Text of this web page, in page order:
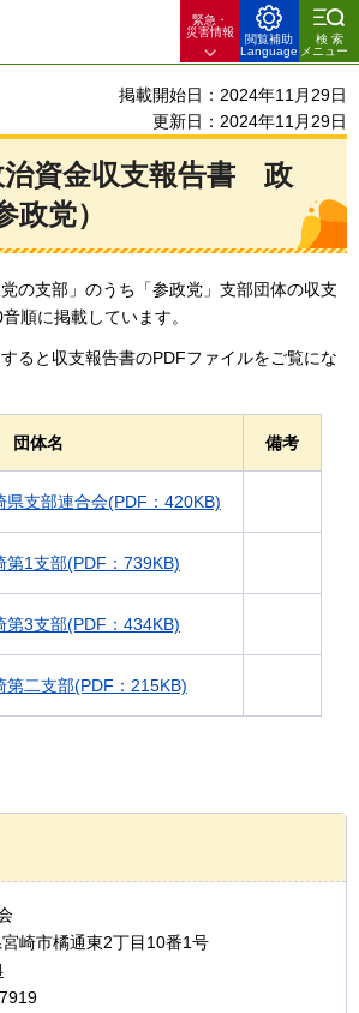
緊急・
災害情報
閲覧補助
Language
検索
メニュー
掲載開始日：2024年11月29日
更新日：2024年11月29日
資金収支報告書
政
政党）
の支部」のうち「参政党」支部団体の収支
順に掲載しています。
ると収支報告書のPDFファイルをご覧にな
団体名 備考
県支部連合会(PDF：420KB)
第1支部(PDF：739KB)
第3支部(PDF：434KB)
第二支部(PDF：215KB)
会
崎市橘通東2丁目10番1号